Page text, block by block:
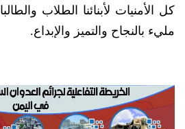
كل الأمنيات لأبنائنا الطلاب
مليء بالنجاح والتميز والإبداع.